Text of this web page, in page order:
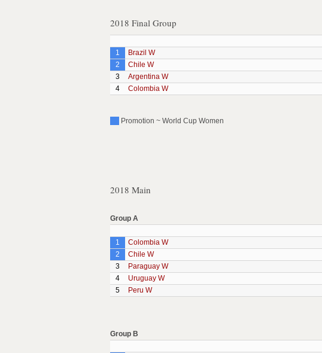
2018 Final Group
1
Brazil W
2
Chile W
3
Argentina W
4
Colombia W
Promotion ~ World Cup Women
2018 Main
Group A
1
Colombia W
2
Chile W
3
Paraguay W
4
Uruguay W
5
Peru W
Group B